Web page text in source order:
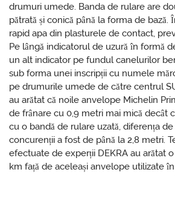
drumuri umede. Banda de rulare are
pătrată și conică până la forma de bază.
rapid apa din plasturele de contact,
Pe lângă indicatorul de uzură în formă
un alt indicator pe fundul canelurilor
sub forma unei inscripții cu numele
pe drumurile umede de către centrul
au arătat că noile anvelope Michelin
de frânare cu 0,9 metri mai mică decât
cu o bandă de rulare uzată, diferența
concurenții a fost de până la 2,8 metri.
efectuate de experții DEKRA au arătat
km față de aceleași anvelope utilizate